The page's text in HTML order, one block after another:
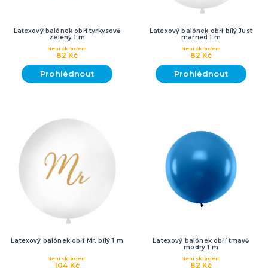
Latexový balónek obří tyrkysově
zelený 1 m
82 Kč
Není skladem
Prohlédnout
Latexový balónek obří bílý Just
married 1 m
82 Kč
Není skladem
Prohlédnout
Latexový balónek obří Mr. bílý 1 m
104 Kč
Není skladem
Latexový balónek obří tmavě
modrý 1 m
82 Kč
Není skladem